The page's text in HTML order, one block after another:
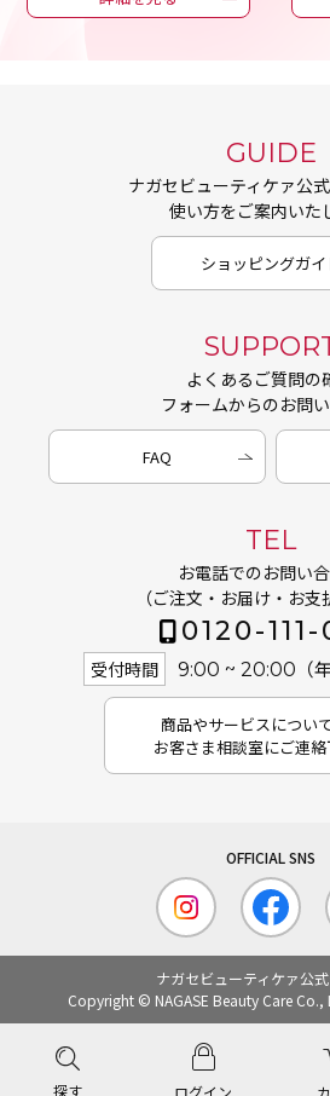
GUIDE
ナガセビューティケァ公
使い方をご案内いた
ショッピングガイ
よくあるご質問の
フォームからのお問
FAQ
TEL
お電話でのお問い
（ご注文・お届け・お支
0120-
受付時間 9:00 ~ 20:00 （
商品やサービスについ
お客さま相談室にご連絡
ナガセビューティケァ公
Copyright © NAGASE Beauty Care Co.,
探す ログイン